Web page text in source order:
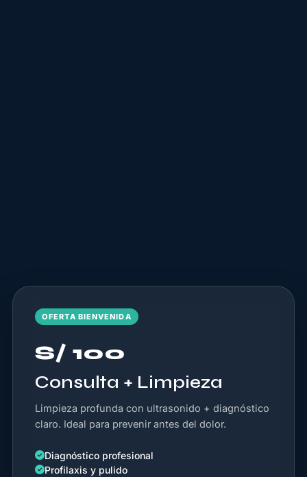
OFERTA BIENVENIDA
S/ 100
Consulta + Limpieza
Limpieza profunda con ultrasonido + diagnóstico
claro. Ideal para prevenir antes del dolor.
Diagnóstico profesional
Profilaxis y pulido